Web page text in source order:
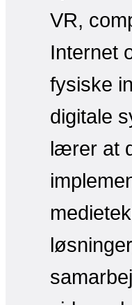
VR,
Internet
fysiske
digitale
lærer at